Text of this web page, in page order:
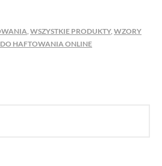
, WSZYSTKIE PRODUKTY, WZORY
HAFTOWANIA ONLINE